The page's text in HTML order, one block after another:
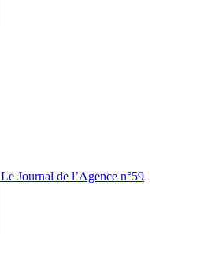
Le Journal de l’Agence n°59